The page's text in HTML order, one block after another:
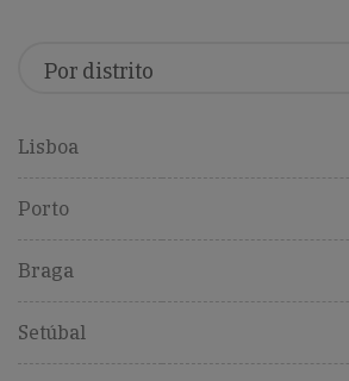
Lisboa
Porto
Braga
Setúbal